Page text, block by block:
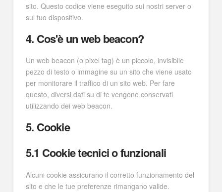
sito. Questo codice viene eseguito sui nostri server o
sul tuo dispositivo.
4. Cos'è un web beacon?
Un web beacon (o pixel tag) è un piccolo, invisibile
pezzo di testo o immagine su un sito che viene usato
per monitorare il traffico di un sito web. Per fare
questo, diversi dati su di te vengono conservati
utilizzando dei web beacon.
5. Cookie
5.1 Cookie tecnici o funzionali
Alcuni cookie assicurano il corretto funzionamento del
sito e che le tue preferenze rimangano valide.